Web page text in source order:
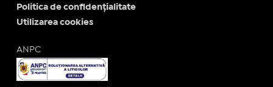
Politica de confidențialitate
Utilizarea cookies
ANPC